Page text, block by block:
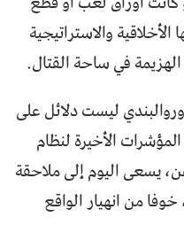
والاستراتيجية
في ساحة القتال.
ليست دلائل على
الأخيرة لنظام
اليوم إلى ملاحقة
من انهيار الواقع